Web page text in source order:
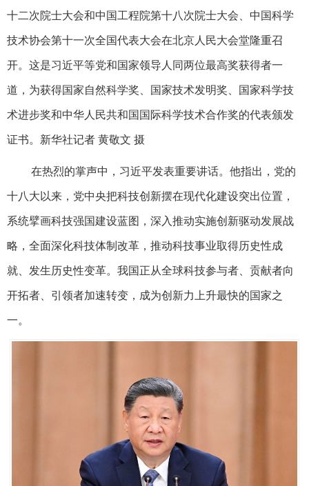
十二次院士大会和中国工程院第十八次院士大会、中国科学
技术协会第十一次全国代表大会在北京人民大会堂隆重召
开。这是习近平等党和国家领导人同两位最高奖获得者一
道，为获得国家自然科学奖、国家技术发明奖、国家科学技
术进步奖和中华人民共和国国际科学技术合作奖的代表颁发
证书。新华社记者 黄敬文 摄
在热烈的掌声中，习近平发表重要讲话。他指出，党的
十八大以来，党中央把科技创新摆在现代化建设突出位置，
系统擘画科技强国建设蓝图，深入推动实施创新驱动发展战
略，全面深化科技体制改革，推动科技事业取得历史性成
就、发生历史性变革。我国正从全球科技参与者、贡献者向
开拓者、引领者加速转变，成为创新力上升最快的国家之
一。